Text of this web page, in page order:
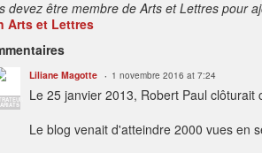
devez être membre de Arts et Lettres pour
Arts et Lettres
Liliane Magotte 1 novembre 2016 at 7:24
Le 25 janvier 2013, Robert Paul
Le blog venait d'atteindre 2000 vues en